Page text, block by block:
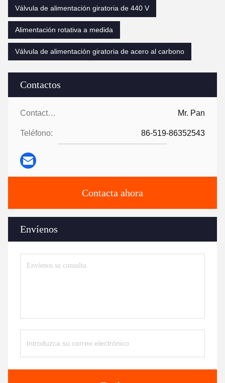
Contactos
Contactos: Mr. Pan
Teléfono: 86-519-86352543
Contacta ahora
Envíenos
Válvula de alimentación giratoria de 440 V
Alimentación rotativa a medida
Válvula de alimentación giratoria de acero al carbono